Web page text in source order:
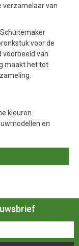
verzamelaar van
voor de
voorbeeld van
maakt het tot
kleuren
en